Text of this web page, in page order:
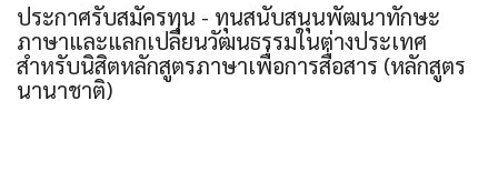
ประกาศรับสมัครทุน - ทุนสนับสนุนพัฒนาทักษะ
ภาษาและแลกเปลี่ยนวัฒนธรรมในต่างประเทศ
สำหรับนิสิตหลักสูตรภาษาเพื่อการสื่อสาร (หลักสูตร
นานาชาติ)